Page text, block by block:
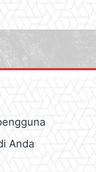
Anda